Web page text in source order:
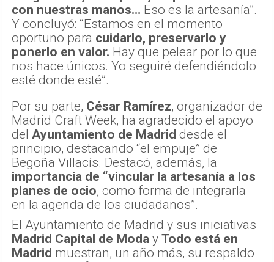
Por su parte,César Ramírez, organizador de
Madrid Craft Week, ha agradecido el apoyo
delAyuntamiento de Madriddesde el
principio, destacando “el empuje” de
Begoña Villacís. Destacó, además, la
importancia de “vincular la artesanía a los
en la agenda de los ciudadanos”.
El Ayuntamiento de Madrid y sus iniciativas
Madrid Capital de ModayTodo está en
Madridmuestran, un año más, su respaldo
a Madrid Craft Week, cuyo objetivo es
apoyar el comercio local vinculado a la
artesanía tradicional y contemporánea.
Se busca al mejor artesano de Madrid
Visibilizar el trabajo de los artesanos,
reconocer el talento y fomentar el